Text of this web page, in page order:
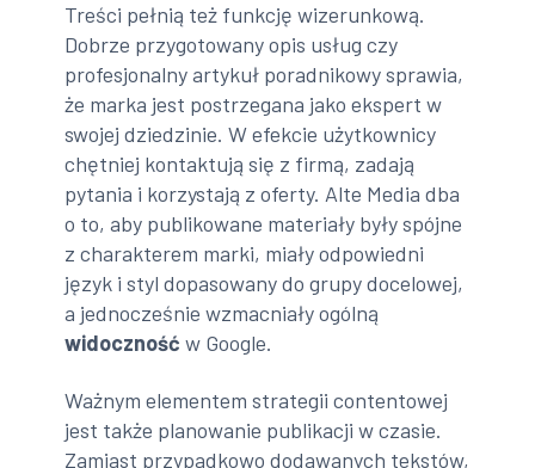
Treści pełnią też funkcję wizerunkową.
Dobrze przygotowany opis usług czy
profesjonalny artykuł poradnikowy sprawia,
że marka jest postrzegana jako ekspert w
swojej dziedzinie. W efekcie użytkownicy
chętniej kontaktują się z firmą, zadają
pytania i korzystają z oferty. Alte Media dba
o to, aby publikowane materiały były spójne
z charakterem marki, miały odpowiedni
język i styl dopasowany do grupy docelowej,
a jednocześnie wzmacniały ogólną
widoczność w Google.
Ważnym elementem strategii contentowej
jest także planowanie publikacji w czasie.
Zamiast przypadkowo dodawanych tekstów,